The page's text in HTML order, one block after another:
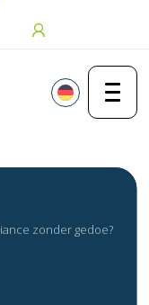
zonder gedoe?